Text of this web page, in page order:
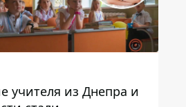
учителя из Днепра и